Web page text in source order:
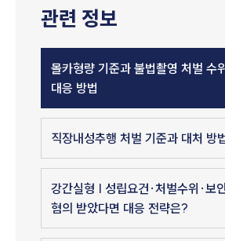
관련 정보
몰카형량 기준과 불법촬영 처벌 수
대응 방법
직장내성추행 처벌 기준과 대처 방
강간실형 | 성립요건·처벌수위·보
혐의 받았다면 대응 전략은?